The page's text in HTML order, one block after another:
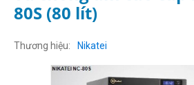
80S (80 lít)
Thương hiệu Nikatei